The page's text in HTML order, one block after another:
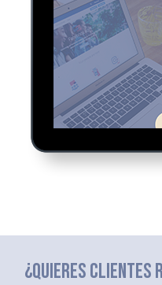
¿QUIERES CLIENTES